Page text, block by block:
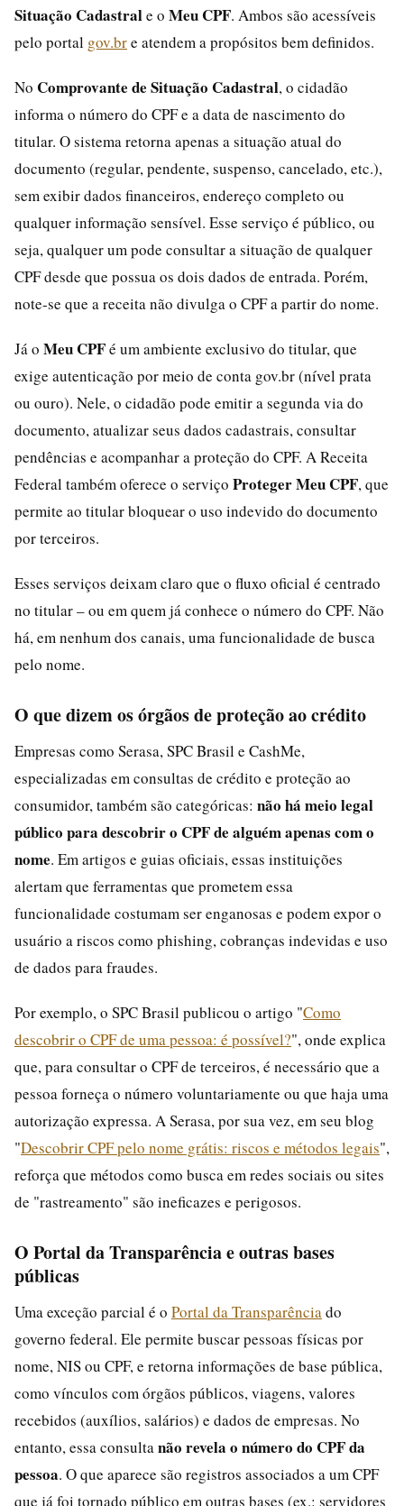
Situação Cadastrale o Meu CPF. Ambos são acessíveis
pelo portal gov.bre atendem a propósitos bem definidos.
No Comprovante de Situação Cadastral, o cidadão
informa o número do CPF e a data de nascimento do
titular. O sistema retorna apenas a situação atual do
documento (regular, pendente, suspenso, cancelado, etc.),
sem exibir dados financeiros, endereço completo ou
qualquer informação sensível. Esse serviço é público, ou
seja, qualquer um pode consultar a situação de qualquer
CPF desde que possua os dois dados de entrada. Porém,
note-se que a receita não divulga o CPF a partir do nome.
Já o Meu CPFé um ambiente exclusivo do titular, que
exige autenticação por meio de conta gov.br (nível prata
ou ouro). Nele, o cidadão pode emitir a segunda via do
documento, atualizar seus dados cadastrais, consultar
pendências e acompanhar a proteção do CPF. A Receita
Federal também oferece o serviço Proteger Meu CPF, que
permite ao titular bloquear o uso indevido do documento
por terceiros.
Esses serviços deixam claro que o fluxo oficial é centrado
no titular – ou em quem já conhece o número do CPF. Não
há, em nenhum dos canais, uma funcionalidade de busca
pelo nome.
O que dizem os órgãos de proteção ao crédito
Empresas como Serasa, SPC Brasil e CashMe,
especializadas em consultas de crédito e proteção ao
consumidor, também são categóricas: não há meio legal
público para descobrir o CPF de alguém apenas com o
nome. Em artigos e guias oficiais, essas instituições
alertam que ferramentas que prometem essa
funcionalidade costumam ser enganosas e podem expor o
usuário a riscos como phishing, cobranças indevidas e uso
de dados para fraudes.
Por exemplo, o SPC Brasil publicou o artigo "Como
descobrir o CPF de uma pessoa: é possível?", onde explica
que, para consultar o CPF de terceiros, é necessário que a
pessoa forneça o número voluntariamente ou que haja uma
autorização expressa. A Serasa, por sua vez, em seu blog
"Descobrir CPF pelo nome grátis: riscos e métodos legais",
reforça que métodos como busca em redes sociais ou sites
de "rastreamento" são ineficazes e perigosos.
O Portal da Transparência e outras bases
públicas
Uma exceção parcial é o Portal da Transparência do
governo federal. Ele permite buscar pessoas físicas por
nome, NIS ou CPF, e retorna informações de base pública,
como vínculos com órgãos públicos, viagens, valores
recebidos (auxílios, salários) e dados de empresas. No
entanto, essa consulta não revela o número do CPF da
pessoa. O que aparece são registros associados a um CPF
que já foi tornado público em outras bases (ex.: servidores